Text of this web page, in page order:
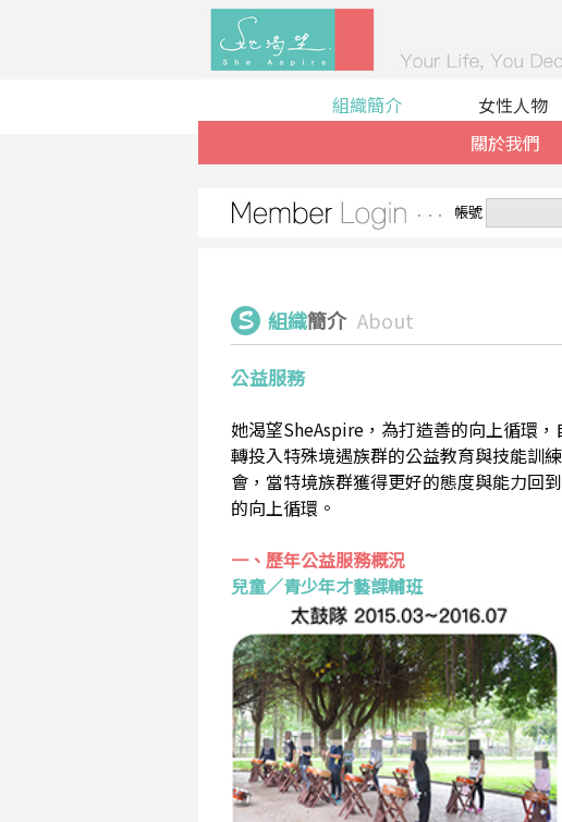
組織簡介
關於我們
女性人物
帳號
組織簡介 About
公益服務
她渴望SheAspire，為打造善的向上循環
轉投入特殊境遇族群的公益教育與技能訓
會，當特境族群獲得更好的態度與能力回
的向上循環。
一、歷年公益服務概況
兒童／青少年才藝課輔班